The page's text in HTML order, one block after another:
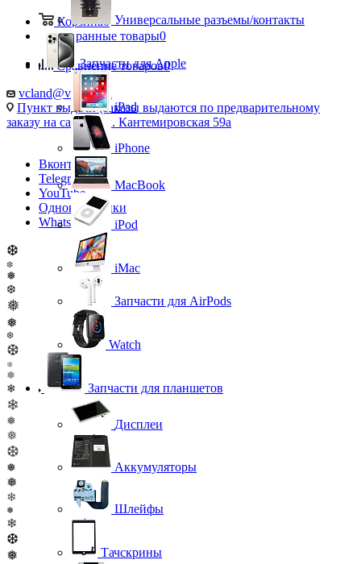
Корзина0
Избранные товары0
Сравнение товаров0
vcland@vcland.ru
Пункт выдачи (заказы выдаются по предварительному
заказу на сайте), ул. Кантемировская 59а
Вконтакте
Telegram
YouTube
Одноклассники
WhatsApp
❆
❆
❅
❆
❅
❅
❆
❆
❄
❅
❄
❄
❅
❅
❆
❅
❅
❄
❅
❄
❆
❅
Универсальные разъемы/контакты
Запчасти для Apple
iPad
iPhone
MacBook
iPod
iMac
Запчасти для AirPods
Watch
Запчасти для планшетов
Дисплеи
Аккумуляторы
Шлейфы
Тачскрины